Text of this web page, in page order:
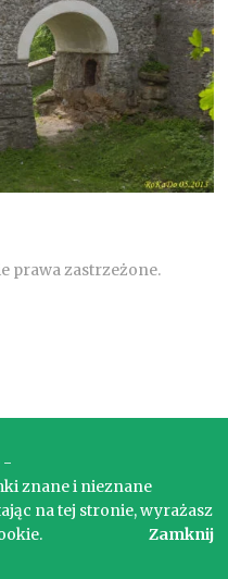
prawa zastrzeżone.
-
znane i nieznane
na tej stronie, wyrażasz
Zamknij